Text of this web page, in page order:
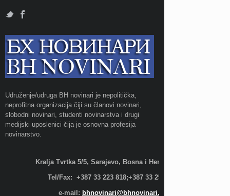
Udruženje/udruga BH novinari je nepolitička,
neprofitna organizacija čiji su članovi novinari,
slobodni novinari, studenti novinarstva i drugi
medijski uposlenici čija je osnovna profesija
novinarstvo.
Kralja Tvrtka 5/5, Sarajevo, Bosna i Hercegovina;
Tel/Fax: +387 33 223 818;+387 33 255 600
e-mail: bhnovinari@bhnovinari.ba